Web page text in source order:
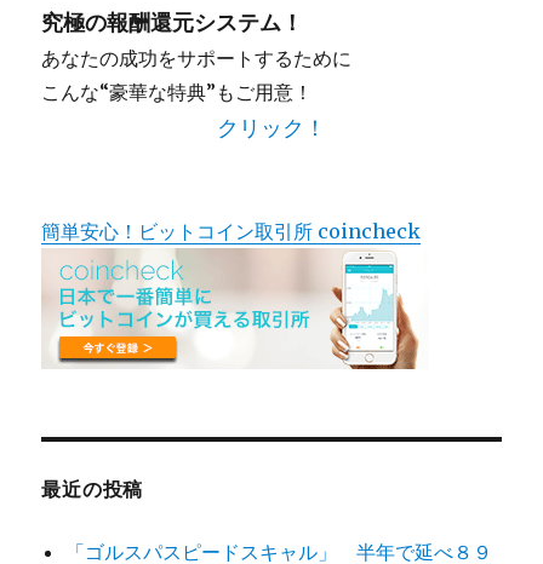
究極の報酬還元システム！
あなたの成功をサポートするために
こんな“豪華な特典”もご用意！
クリック！
簡単安心！ビットコイン取引所 coincheck
最近の投稿
「ゴルスパスピードスキャル」 半年で延べ８９